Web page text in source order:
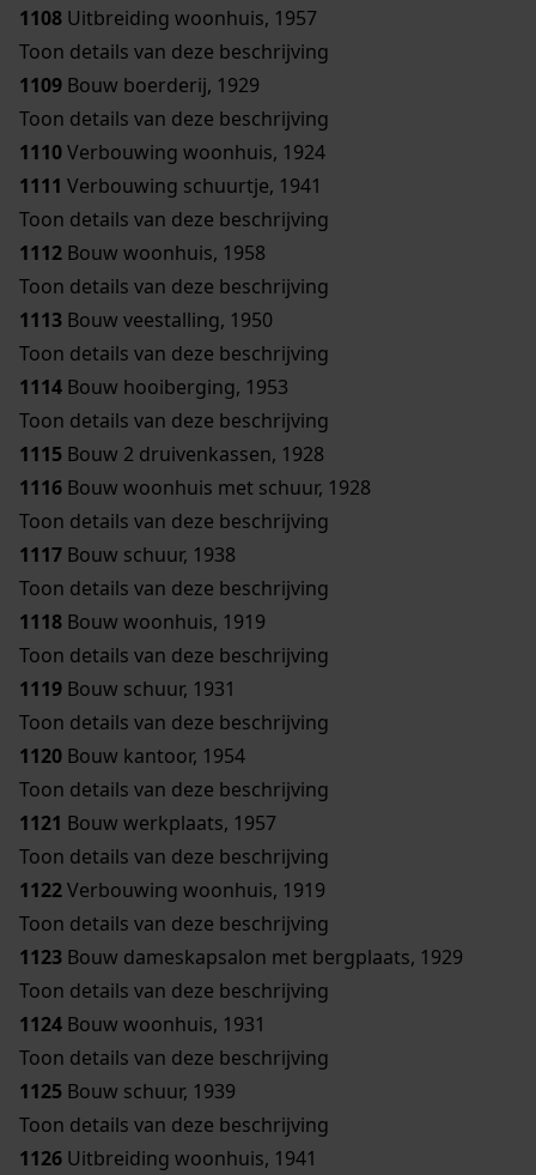
1108 Uitbreiding woonhuis, 1957
Toon details van deze beschrijving
1109 Bouw boerderij, 1929
Toon details van deze beschrijving
1110Verbouwing woonhuis, 1924
1111 Verbouwing schuurtje, 1941
Toon details van deze beschrijving
1112 Bouw woonhuis, 1958
Toon details van deze beschrijving
1113 Bouw veestalling, 1950
Toon details van deze beschrijving
1114 Bouw hooiberging, 1953
Toon details van deze beschrijving
1115 Bouw 2 druivenkassen, 1928
1116 Bouw woonhuis met schuur, 1928
Toon details van deze beschrijving
1117 Bouw schuur, 1938
Toon details van deze beschrijving
1118 Bouw woonhuis, 1919
Toon details van deze beschrijving
1119 Bouw schuur, 1931
Toon details van deze beschrijving
1120 Bouw kantoor, 1954
Toon details van deze beschrijving
1121 Bouw werkplaats, 1957
Toon details van deze beschrijving
1122Verbouwing woonhuis, 1919
Toon details van deze beschrijving
1123 Bouw dameskapsalon met bergplaats, 1929
Toon details van deze beschrijving
1124 Bouw woonhuis, 1931
Toon details van deze beschrijving
1125 Bouw schuur, 1939
Toon details van deze beschrijving
1126 Uitbreiding woonhuis, 1941